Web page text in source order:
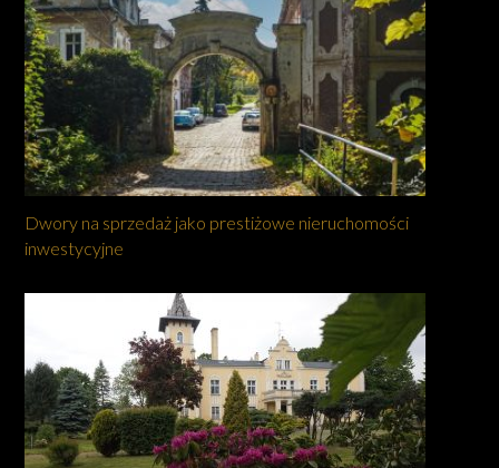
Dwory na sprzedaż jako prestiżowe nieruchomości
inwestycyjne